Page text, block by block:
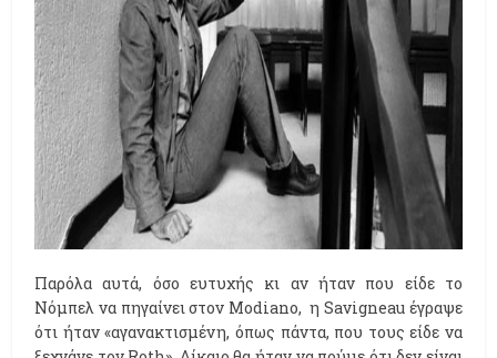
Παρόλα αυτά, όσο ευτυχής κι αν ήταν που είδε το
Νόμπελ να πηγαίνει στον Modiano, η Savigneau έγραψε
ότι ήταν «αγανακτισμένη, όπως πάντα, που τους είδε να